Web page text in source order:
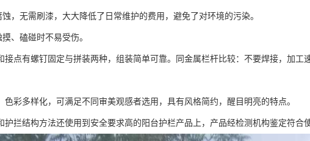
，无需刷漆，大大降低了日常维护的费用，避免了对环境的污染。
、磕碰时不易受伤。
接点有螺钉固定与拼装两种，组装简单可靠。同金属栏杆比较：不要焊接，加工
色彩多样化，可满足不同审美观感者选用，具有风格简约，醒目明亮的特点。
护拦结构方法还使用到安全要求高的阳台护栏产品上，产品经检测机构鉴定符合